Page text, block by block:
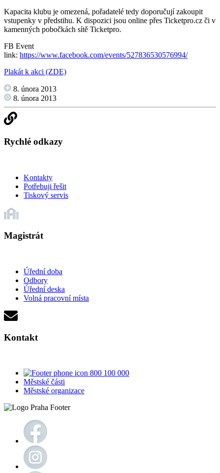
Kapacita klubu je omezená, pořadatelé tedy doporučují zakoupit
vstupenky v předstihu. K dispozici jsou online přes Ticketpro.cz či v
kamenných pobočkách sítě Ticketpro.
FB Event
link: https://www.facebook.com/events/527836530576994/
Plakát k akci (ZDE)
8. února 2013
8. února 2013
Rychlé odkazy
Kontakty
Potřebuji řešit
Tiskový servis
Magistrát
Úřední doba
Odbory
Úřední deska
Volná pracovní místa
Kontakt
800 100 000
Městské části
Městské organizace